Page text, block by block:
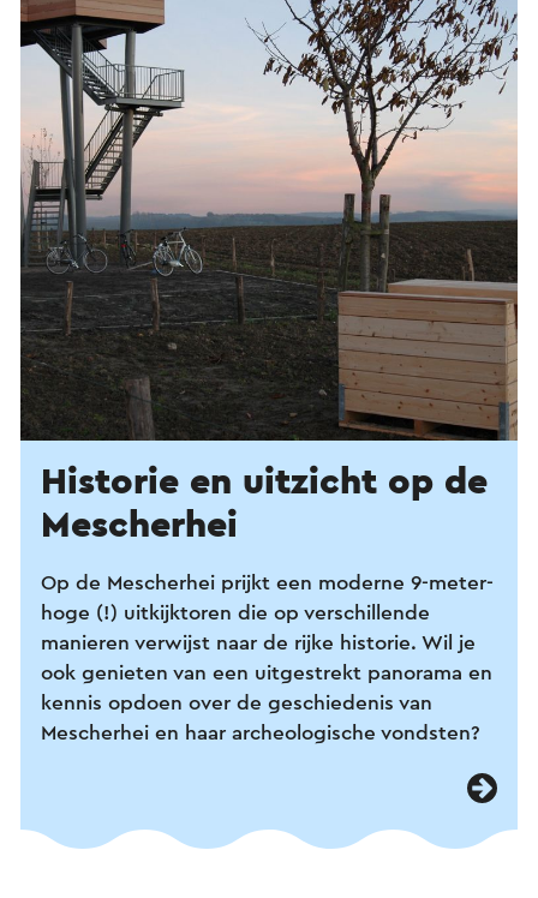
Historie en uitzicht op de
Mescherhei
Op de Mescherhei prijkt een moderne 9-meter-
hoge (!) uitkijktoren die op verschillende
manieren verwijst naar de rijke historie. Wil je
ook genieten van een uitgestrekt panorama en
kennis opdoen over de geschiedenis van
Mescherhei en haar archeologische vondsten?